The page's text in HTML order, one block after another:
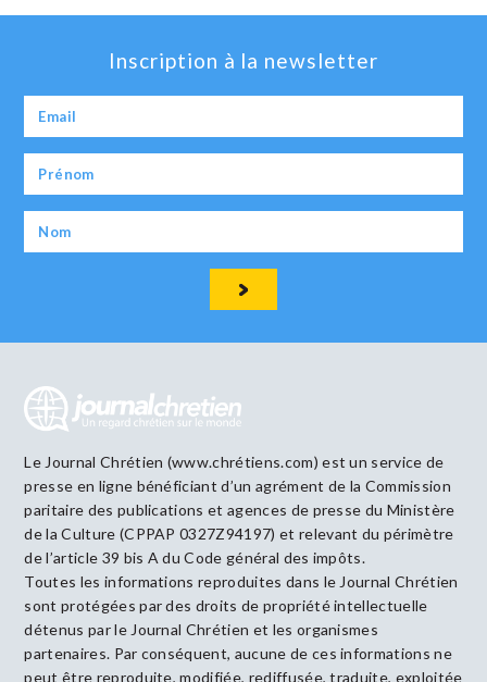
Inscription à la newsletter
Le Journal Chrétien (www.chrétiens.com) est un service de
presse en ligne bénéficiant d’un agrément de la Commission
paritaire des publications et agences de presse du Ministère
de la Culture (CPPAP 0327Z94197) et relevant du périmètre
de l’article 39 bis A du Code général des impôts.
Toutes les informations reproduites dans le Journal Chrétien
sont protégées par des droits de propriété intellectuelle
détenus par le Journal Chrétien et les organismes
partenaires. Par conséquent, aucune de ces informations ne
peut être reproduite, modifiée, rediffusée, traduite, exploitée